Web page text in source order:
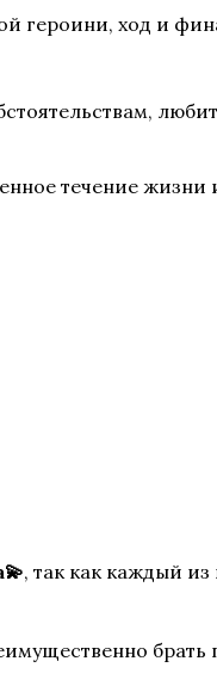
героини, ход и
течение жизни
, так как каждый
брать